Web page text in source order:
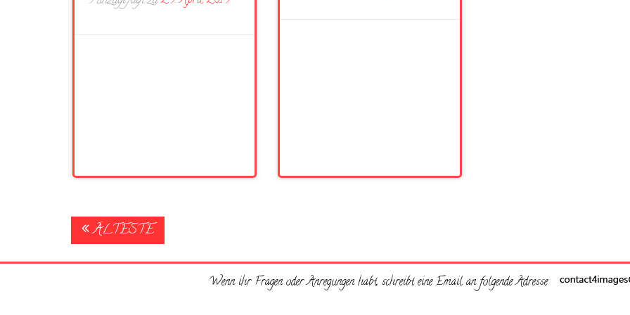
Posts
navigation
ÄLTESTE
Wenn ihr Fragen oder Anregungen habt, schreibt eine Email an folgende Adresse